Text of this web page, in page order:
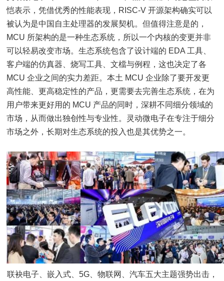
恺表示，凭借优秀的性能表现，RISC-V 开源架构确实可以
被认为是中国自主处理器的发展契机。但值得注意是的，
MCU 所架构的是一种生态系统，所以一个内核的变更并非
可以轻易改变市场。生态系统包含了设计端的 EDA 工具、
客户端的仿真器、烧写工具、文檔与例程，这也决定了各
MCU 企业之间的实力差距。本土 MCU 企业除了要开发更
高性能、更高稳定性的产品，更需要去完善生态系统，在为
用户带来更好用的 MCU 产品的同时，深耕不同细分领域的
市场，从而做出独创性与专业性。灵动微电子在专注于细分
市场之外，长期对生态系统的投入也是其优势之一。
联袂电子、嵌入式、5G、物联网、汽车五大主题强势出击，